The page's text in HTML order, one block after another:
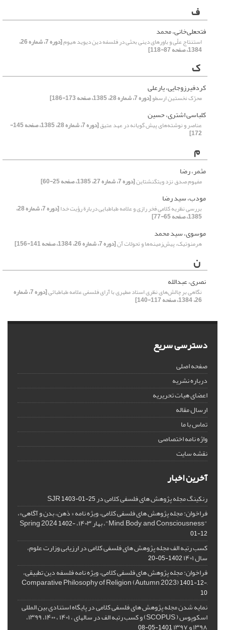
ف
فتحعلى‌خانى، محمد
استنتاج علّى و باورهای دینى بحثى در فلسفه دین دیوید هیوم [دوره 7، شماره 26،
1384، صفحه 87-118]
ک
کردفیرزوجایی، یارعلی
محرّک نخستین ارسطو[دوره 7، شماره 28، 1385، صفحه 173-186]
کلباسی اشتری، حسین
عناصر و نوشته‌های پیش گویانه در عهد عتیق [دوره 7، شماره 28، 1385، صفحه 145-
172]
م
مثمر، رضا
مفهوم صدق نزد ویتگنشتاین[دوره 7، شماره 27، 1385، صفحه 25-60]
مودب، سید رضا
بررسی نظریه کلامی فخر رازی و علامه طباطبایی دربارة رؤیت خدا [دوره 7، شماره 28،
1385، صفحه 65-77]
موسوی، سید محمد
هرمنوتیک، پیش‌زمینه‌ها و تحولات آن[دوره 7، شماره 26، 1384، صفحه 141-156]
ن
نصری، عبدالله
نگاهی بر چالش‌های نظری استاد مطهری با آرای فلسفی علامه طباطبائی [دوره 7، شماره
26، 1384، صفحه 117-140]
دسترسی سریع
صفحه اصلی
درباره نشریه
اعضای هیات تحریریه
ارسال مقاله
تماس با ما
واژه نامه اختصاصی
نقشه سایت
آخرین اخبار
رنکینگ مجله پژوهش های فلسفی کلامی در SJR1403-01-25
فراخوان: مجله پژوهش های فلسفی کلامی، ویژه نامه « ذهن، بدن و آگاهی»،
"Mind, Body, and Consciousness"، بهار ۱۴۰۳، Spring 2024
1402-
01-12
کسب رتبه الف مجله پژوهش های فلسفی کلامی در ارزیابی وزارت علوم،
سال ۱۴۰۱ 1402-05-20
فراخوان: مجله پژوهش های فلسفی کلامی، ویژه نامه فلسفه دین تطبیقی،
,Comparative Philosophy of Religion (Autumn 2023)
1401-12-
10
نمایه شدن مجله پژوهش های فلسفی کلامی در پایگاه استنادی بین المللی
اسکوپوس ( SCOPUS) و کسب رتبه الف در سالهای ، ۱۴۰۱ ، ۱۴۰۰، ۱۳۹۹،
۱۳۹۸ و ۱۳۹۷